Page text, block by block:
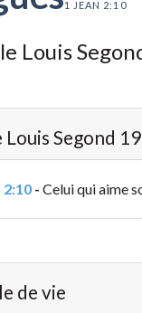
1 JEAN 2:10
Louis
Louis Segond
2:10- Celui qui aime
de vie